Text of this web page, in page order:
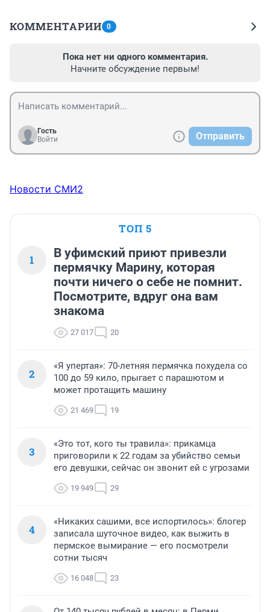
КОММЕНТАРИИ 0
Пока нет ни одного комментария.
Начните обсуждение первым!
Гость
Войти
Отправить
Новости СМИ2
ТОП 5
1
В уфимский приют привезли
пермячку Марину, которая
почти ничего о себе не помнит.
Посмотрите, вдруг она вам
знакома
27 017 20
2
«Я упертая»: 70-летняя пермячка похудела со
100 до 59 кило, прыгает с парашютом и
может протащить машину
21 469 19
3
«Это тот, кого ты травила»: прикамца
приговорили к 22 годам за убийство семьи
его девушки, сейчас он звонит ей с угрозами
19 949 29
4
«Никаких сашими, все испортилось»: блогер
записала шуточное видео, как выжить в
пермское вымирание — его посмотрели
сотни тысяч
16 048 23